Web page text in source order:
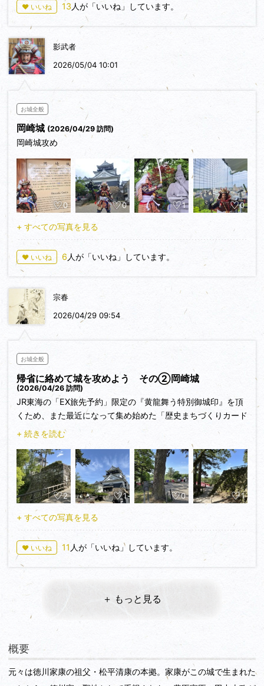
♥ いいね 13 人が「いいね」しています。
影武者
2026/05/04 10:01
お城全般
岡崎城 (2026/04/29 訪問)
岡崎城攻め
0 0 1 0
+ すべての写真を見る
♥ いいね 6 人が「いいね」しています。
宗春
2026/04/29 09:54
お城全般
帰省に絡めて城を攻めよう その②岡崎城
(2026/04/26 訪問)
JR東海の「EX旅先予約」限定の『黄龍舞う特別御城印』を頂
くため、また最近になって集め始めた「歴史まちづくりカード
(歴まちカード)」を頂くために登城しました。
+ 続きを読む
2 1 0 1
+ すべての写真を見る
♥ いいね 11 人が「いいね」しています。
＋ もっと見る
概要
元々は徳川家康の祖父・松平清康の本拠。家康がこの城で生まれた